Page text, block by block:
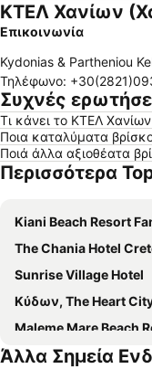
ΚΤΕΛ Χανίων
Επικοινωνία
Kydonias & Partheniou
Τηλέφωνο:
Συχνές
Τι κάνει το ΚΤΕΛ
Ποια καταλύματα
Ποιά άλλα αξιοθέατα
Περισσότερα
Kiani Beach Resort Family All-
The Chania Hotel Crete, Vignette
Sunrise Village Hotel
Κύδων, The Heart
Maleme Mare Beach
Δαναός
Άλλα Σημεία